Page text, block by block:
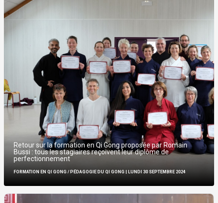
Retour sur la formation en Qi Gong proposée par Romain
Bussi : tous les stagiaires reçoivent leur diplôme de
perfectionnement
FORMATION EN QI GONG / PÉDAGOGIE DU QI GONG | LUNDI 30 SEPTEMBRE 2024